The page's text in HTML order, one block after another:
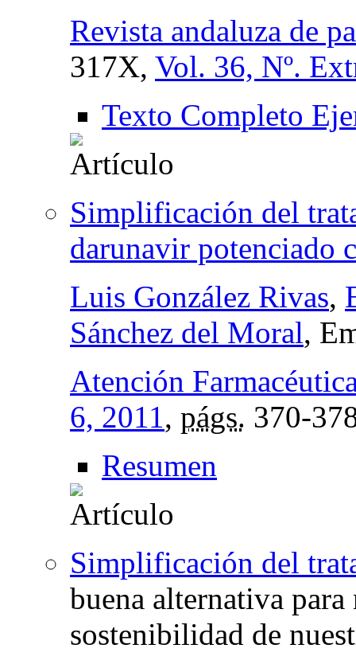
Revista andaluza de
317X, Vol. 36, Nº.
Texto Completo
Simplificación del
darunavir potenciado
Luis González Rivas,
Sánchez del Moral,
Atención
6, 2011, págs. 370-
Resumen
Simplificación del
buena alternativa
sostenibilidad de